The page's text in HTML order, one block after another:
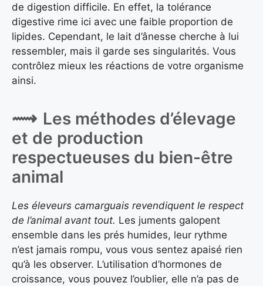
de digestion difficile. En effet, la tolérance
digestive rime ici avec une faible proportion de
lipides. Cependant, le lait d’ânesse cherche à lui
ressembler, mais il garde ses singularités. Vous
contrôlez mieux les réactions de votre organisme
ainsi.
Les méthodes d’élevage
et de production
respectueuses du bien-être
animal
Les éleveurs camarguais revendiquent le respect
de l’animal avant tout. Les juments galopent
ensemble dans les prés humides, leur rythme
n’est jamais rompu, vous vous sentez apaisé rien
qu’à les observer. L’utilisation d’hormones de
croissance, vous pouvez l’oublier, elle n’a pas de